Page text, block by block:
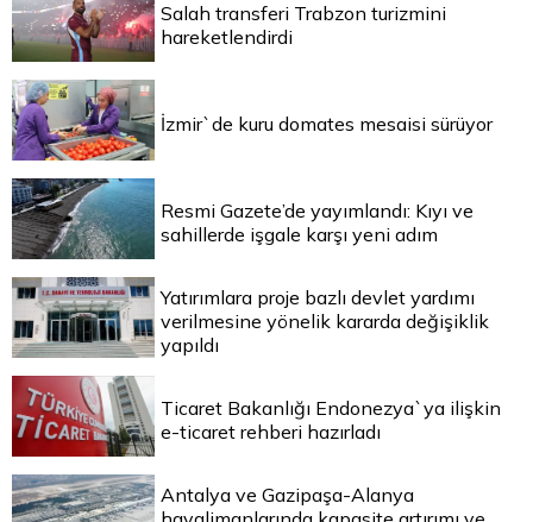
Salah transferi Trabzon turizmini
hareketlendirdi
İzmir`de kuru domates mesaisi sürüyor
Resmi Gazete’de yayımlandı: Kıyı ve
sahillerde işgale karşı yeni adım
Yatırımlara proje bazlı devlet yardımı
verilmesine yönelik kararda değişiklik
yapıldı
Ticaret Bakanlığı Endonezya`ya ilişkin
e-ticaret rehberi hazırladı
Antalya ve Gazipaşa-Alanya